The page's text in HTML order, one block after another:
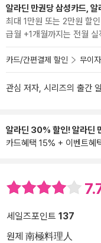
알라딘 만권당 삼성카드,
최대 1만원 또는 2만원 할
급월 +1개월까지는 전월
카드/간편결제 할인 무이
관심 저자, 시리즈의 출간
알라딘 30% 할인! 알라딘
카드혜택 15% + 이벤트
세일즈포인트 137
원제 南極料理人